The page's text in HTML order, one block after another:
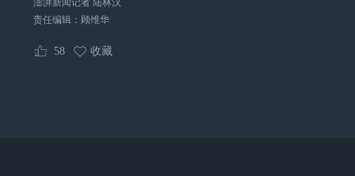
澎湃新闻记者 陆林汉
责任编辑： 顾维华
58 收藏